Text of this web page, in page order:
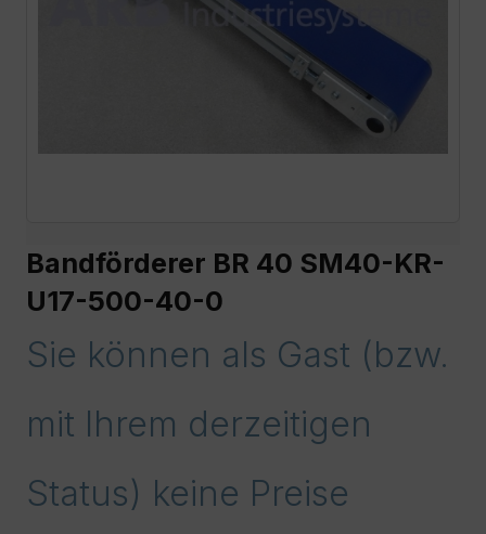
Bandförderer BR 40 SM40-KR-
U17-500-40-0
Sie können als Gast (bzw.
mit Ihrem derzeitigen
Status) keine Preise